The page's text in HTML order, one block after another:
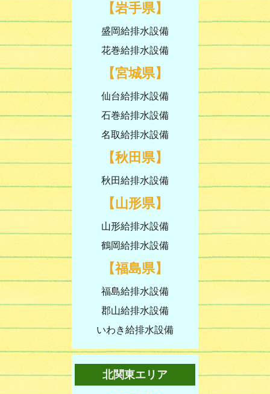
【岩手県】
盛岡給排水設備
花巻給排水設備
【宮城県】
仙台給排水設備
石巻給排水設備
名取給排水設備
【秋田県】
秋田給排水設備
【山形県】
山形給排水設備
鶴岡給排水設備
【福島県】
福島給排水設備
郡山給排水設備
いわき給排水設備
北関東エリア